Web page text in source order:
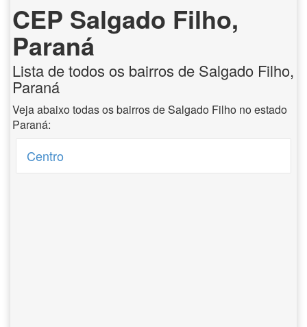
CEP Salgado Filho,
Paraná
Lista de todos os bairros de Salgado Filho,
Paraná
Veja abaixo todas os bairros de Salgado Filho no estado
Paraná:
Centro